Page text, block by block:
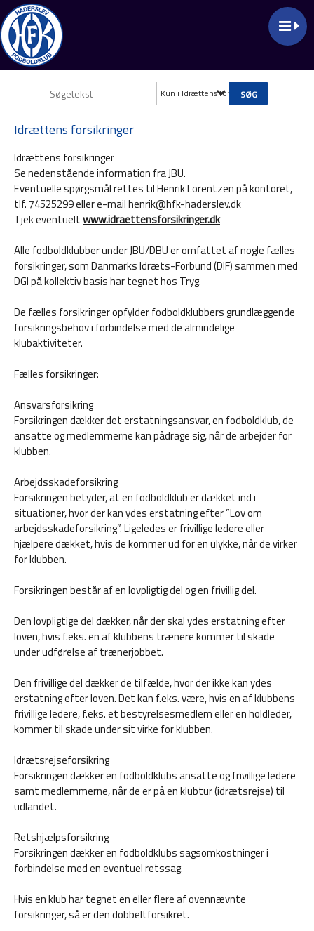
Kun i Idrættens forsikringer
Idrættens forsikringer
Idrættens forsikringer
Se nedenstående information fra JBU.
Eventuelle spørgsmål rettes til Henrik Lorentzen på kontoret,
tlf. 74525299 eller e-mail henrik@hfk-haderslev.dk
Tjek eventueltwww.idraettensforsikringer.dk
Alle fodboldklubber under JBU/DBU er omfattet af nogle fælles
forsikringer, som Danmarks Idræts-Forbund (DIF) sammen med
DGI på kollektiv basis har tegnet hos Tryg.
De fælles forsikringer opfylder fodboldklubbers grundlæggende
forsikringsbehov i forbindelse med de almindelige
klubaktiviteter.
Fælles forsikringer:
Ansvarsforsikring
Forsikringen dækker det erstatningsansvar, en fodboldklub, de
ansatte og medlemmerne kan pådrage sig, når de arbejder for
klubben.
Arbejdsskadeforsikring
Forsikringen betyder, at en fodboldklub er dækket ind i
situationer, hvor der kan ydes erstatning efter ”Lov om
arbejdsskadeforsikring”. Ligeledes er frivillige ledere eller
hjælpere dækket, hvis de kommer ud for en ulykke, når de virker
for klubben.
Forsikringen består af en lovpligtig del og en frivillig del.
Den lovpligtige del dækker, når der skal ydes erstatning efter
loven, hvis f.eks. en af klubbens trænere kommer til skade
under udførelse af trænerjobbet.
Den frivillige del dækker de tilfælde, hvor der ikke kan ydes
erstatning efter loven. Det kan f.eks. være, hvis en af klubbens
frivillige ledere, f.eks. et bestyrelsesmedlem eller en holdleder,
kommer til skade under sit virke for klubben.
Idrætsrejseforsikring
Forsikringen dækker en fodboldklubs ansatte og frivillige ledere
samt medlemmerne, når de er på en klubtur (idrætsrejse) til
udlandet.
Retshjælpsforsikring
Forsikringen dækker en fodboldklubs sagsomkostninger i
forbindelse med en eventuel retssag.
Hvis en klub har tegnet en eller flere af ovennævnte
forsikringer, så er den dobbeltforsikret.